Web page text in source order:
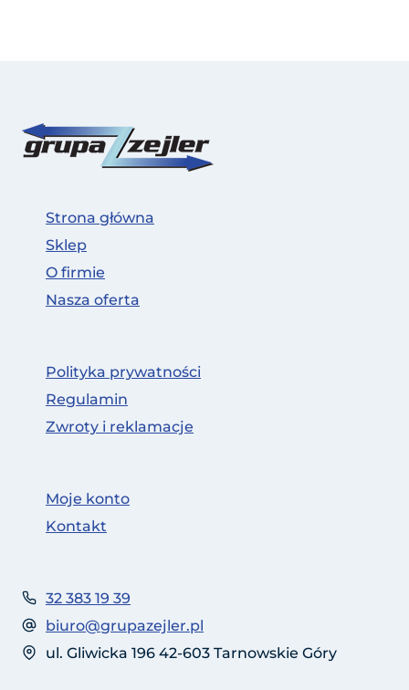
Strona główna
Sklep
O firmie
Nasza oferta
Polityka prywatności
Regulamin
Zwroty i reklamacje
Moje konto
Kontakt
32 383 19 39
biuro@grupazejler.pl
ul. Gliwicka 196 42-603 Tarnowskie Góry